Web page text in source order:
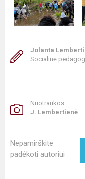
Jolanta
Socialinė
Nuotraukos:
J. Lembertienė
Nepamirškite
padėkoti autoriui